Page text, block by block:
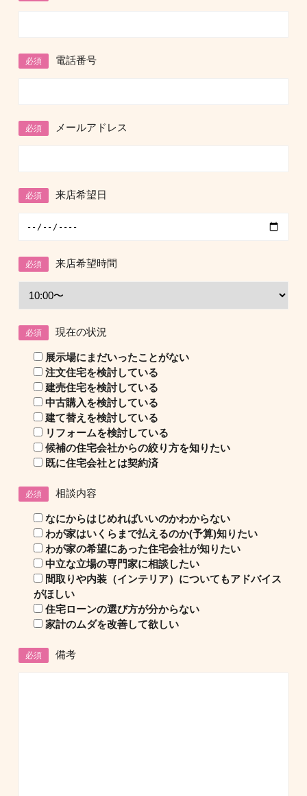
必須 電話番号
必須 メールアドレス
必須 来店希望日
必須 来店希望時間
必須 現在の状況
展示場にまだいったことがない
注文住宅を検討している
建売住宅を検討している
中古購入を検討している
建て替えを検討している
リフォームを検討している
候補の住宅会社からの絞り方を知りたい
既に住宅会社とは契約済
必須 相談内容
なにからはじめればいいのかわからない
わが家はいくらまで払えるのか(予算)知りたい
わが家の希望にあった住宅会社が知りたい
中立な立場の専門家に相談したい
間取りや内装（インテリア）についてもアドバイス
がほしい
住宅ローンの選び方が分からない
家計のムダを改善して欲しい
必須 備考